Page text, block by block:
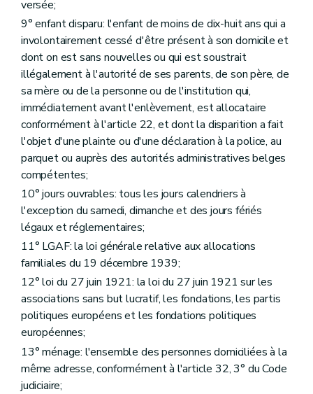
Section 2 Le fonds de réserve
Art. 63
Art. 64
Art. 65
Art. 66
Section 3
Le compte de gestion et la réserve administrative
Art. 67
Art. 68
Chapitre III Les obligations
Art. 69
Art. 70
Titre VII Dispositions communes aux caisses d'allocations familiales
Chapitre I
Art. 71
Chapitre II
L'affiliation
Art. 72
Chapitre III Les demandes des prestations familiales
Art. 73
Chapitre IV Les décisions et l'exécution sans délai
Section 1re
Les délais et modalités de paiement
Art. 74
Art. 75
Art. 76
Art. 77
Section 2
Art. 78
Art. 79
Art. 80
versée;
9° enfant disparu: l'enfant de moins de dix-huit ans qui a
involontairement cessé d'être présent à son domicile et
dont on est sans nouvelles ou qui est soustrait
illégalement à l'autorité de ses parents, de son père, de
sa mère ou de la personne ou de l'institution qui,
immédiatement avant l'enlèvement, est allocataire
conformément à l'article 22, et dont la disparition a fait
l'objet d'une plainte ou d'une déclaration à la police, au
parquet ou auprès des autorités administratives belges
compétentes;
10° jours ouvrables: tous les jours calendriers à
l'exception du samedi, dimanche et des jours fériés
légaux et réglementaires;
11° LGAF: la loi générale relative aux allocations
familiales du 19 décembre 1939;
12° loi du 27 juin 1921: la loi du 27 juin 1921 sur les
associations sans but lucratif, les fondations, les partis
politiques européens et les fondations politiques
européennes;
13° ménage: l'ensemble des personnes domiciliées à la
même adresse, conformément à l'article 32, 3° du Code
judiciaire;